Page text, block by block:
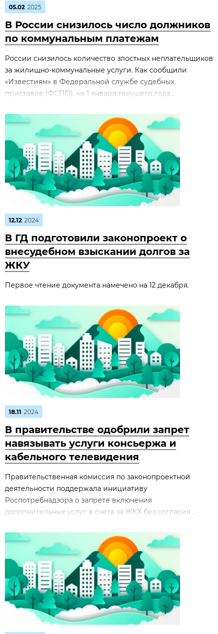
05.02 2025
В России снизилось число должников
по коммунальным платежам
России снизилось количество злостных неплательщиков
за жилищно-коммунальные услуги. Как сообщили
«Известиям» в Федеральной службе судебных
приставов (ФСПП), на 1 января текущего года...
12.12 2024
В ГД подготовили законопроект о
внесудебном взыскании долгов за
ЖКУ
Первое чтение документа намечено на 12 декабря.
18.11 2024
В правительстве одобрили запрет
навязывать услуги консьержа и
кабельного телевидения
Правительственная комиссия по законопроектной
деятельности поддержала инициативу
Роспотребнадзора о запрете включения
дополнительных услуг в счета за ЖКХ без согласия...